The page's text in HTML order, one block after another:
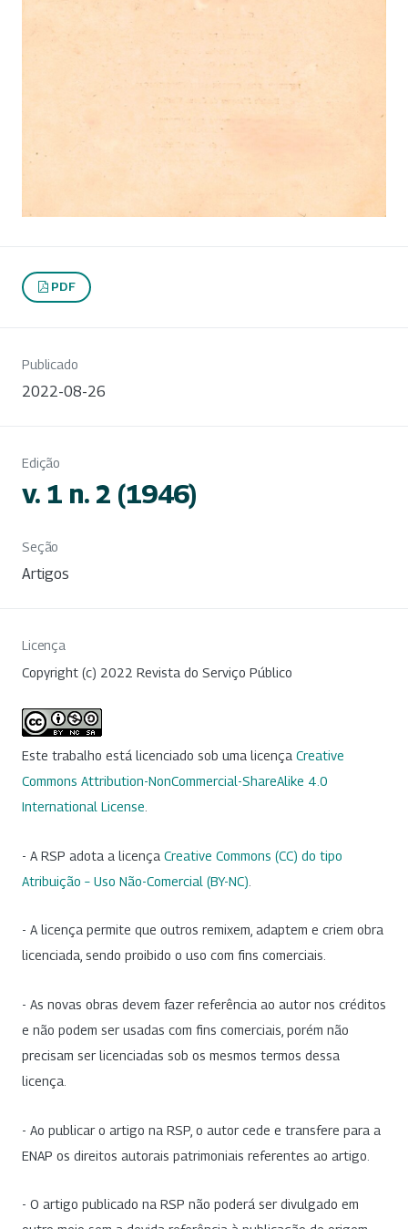
PDF
Publicado
2022-08-26
Edição
v. 1 n. 2 (1946)
Seção
Artigos
Licença
Copyright (c) 2022 Revista do Serviço Público
Este trabalho está licenciado sob uma licença Creative
Commons Attribution-NonCommercial-ShareAlike 4.0
International License
- A RSP adota a licença Creative Commons (CC) do tipo
Atribuição – Uso Não-Comercial (BY-NC)
- A licença permite que outros remixem, adaptem e criem obra
licenciada, sendo proibido o uso com fins comerciais.
- As novas obras devem fazer referência ao autor nos créditos
e não podem ser usadas com fins comerciais, porém não
precisam ser licenciadas sob os mesmos termos dessa
licença.
- Ao publicar o artigo na RSP, o autor cede e transfere para a
ENAP os direitos autorais patrimoniais referentes ao artigo.
- O artigo publicado na RSP não poderá ser divulgado em